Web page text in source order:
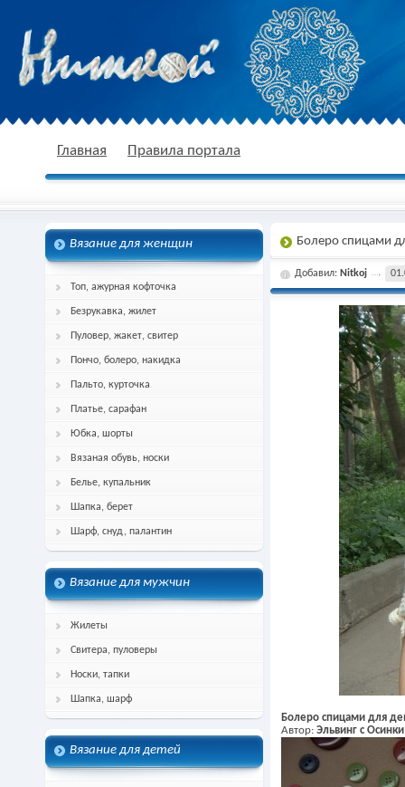
спицами, схема и описание
Главная Правила портала
Вязание для женщин
Топ, ажурная кофточка
Безрукавка, жилет
Пуловер, жакет, свитер
Пончо, болеро, накидка
Пальто, курточка
Платье, сарафан
Юбка, шорты
Вязаная обувь, носки
Белье, купальник
Шапка, берет
Шарф, снуд, палантин
Вязание для мужчин
Жилеты
Свитера, пуловеры
Носки, тапки
Шапка, шарф
Вязание для детей
Болеро спицами
Добавил: Nitkoj
Болеро спицами для
Автор: Эльвинг с Осинки